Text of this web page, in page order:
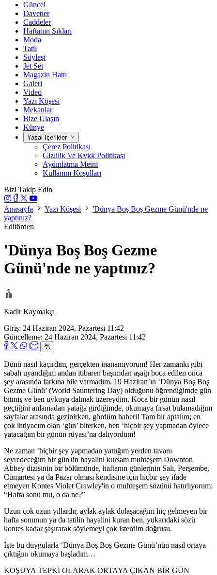
Güncel
Davetler
Caddeler
Haftanın Şıkları
Moda
Tatil
Söyleşi
Jet Set
Magazin Hattı
Galeri
Video
Yazı Köşesi
Mekanlar
Bize Ulaşın
Künye
Yasal İçerikler
Çerez Politikası
Gizlilik Ve Kvkk Politikası
Aydınlatma Metni
Kullanım Koşulları
Bizi Takip Edin
Anasayfa Yazı Köşesi
'Dünya Boş Boş Gezme Günü'nde ne
yaptınız?
Editörden
'Dünya Boş Boş Gezme
Günü'nde ne yaptınız?
Kadir Kaymakçı
Giriş: 24 Haziran 2024, Pazartesi 11:42
Güncelleme: 24 Haziran 2024, Pazartesi 11:42
Dünü nasıl kaçırdım, gerçekten inanamıyorum! Her zamanki gibi
sabah uyandığım andan itibaren başımdan aşağı boca edilen onca
şey arasında farkına bile varmadım. 19 Haziran’ın ‘Dünya Boş Boş
Gezme Günü’ (World Sauntering Day) olduğunu öğrendiğimde gün
bitmiş ve ben uykuya dalmak üzereydim. Koca bir günün nasıl
geçtiğini anlamadan yatağa girdiğimde, okumaya fırsat bulamadığım
sayfalar arasında gezinirken, gördüm haberi! Tam bir aptalım; en
çok ihtiyacım olan ‘gün’ biterken, ben ‘hiçbir şey yapmadan öylece
yatacağım bir günün rüyası’na dalıyordum!
Ne zaman ‘hiçbir şey yapmadan yattığım yerden tavanı
seyredeceğim bir gün'ün hayalini kursam muhteşem Downton
Abbey dizisinin bir bölümünde, haftanın günlerinin Salı, Perşembe,
Cumartesi ya da Pazar olması kendisine için hiçbir şey ifade
etmeyen Kontes Violet Crawley'in o muhteşem sözünü hatırlıyorum:
“Hafta sonu mu, o da ne?”
Uzun çok uzun yıllardır, aylak aylak dolaşacağım hiç gelmeyen bir
hafta sonunun ya da tatilin hayalini kuran ben, yukarıdaki sözü
kontes kadar şaşırarak söylemeyi çok isterdim doğrusu.
İşte bu duygularla ‘Dünya Boş Boş Gezme Günü’nün nasıl ortaya
çıktığını okumaya başladım…
KOŞUYA TEPKİ OLARAK ORTAYA ÇIKAN BİR GÜN